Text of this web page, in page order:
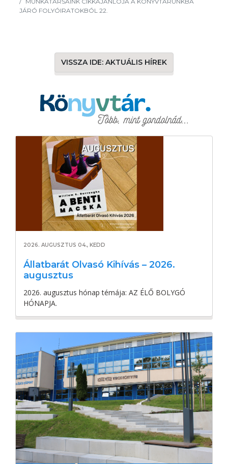
JÁRÓ FOLYÓIRATOKBÓL 22.
VISSZA IDE: AKTUÁLIS HÍREK
2026. AUGUSZTUS 04., KEDD
Állatbarát Olvasó Kihívás – 2026.
augusztus
2026. augusztus hónap témája: AZ ÉLŐ BOLYGÓ
HÓNAPJA.